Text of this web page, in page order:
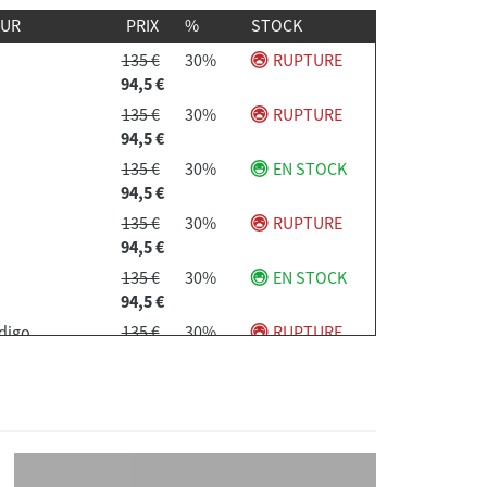
PRIX %
STOCK
135 €
94,5 €
30% RUPTURE
135 €
94,5 €
30% RUPTURE
135 €
94,5 €
30% EN STOCK
135 €
94,5 €
30% RUPTURE
135 €
94,5 €
30% EN STOCK
135 €
30% RUPTURE